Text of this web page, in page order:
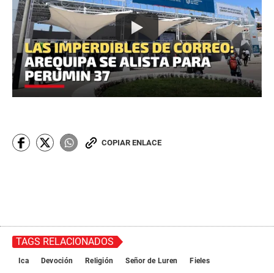
COPIAR ENLACE
TAGS RELACIONADOS
Ica Devoción Religión Señor de Luren
Fieles